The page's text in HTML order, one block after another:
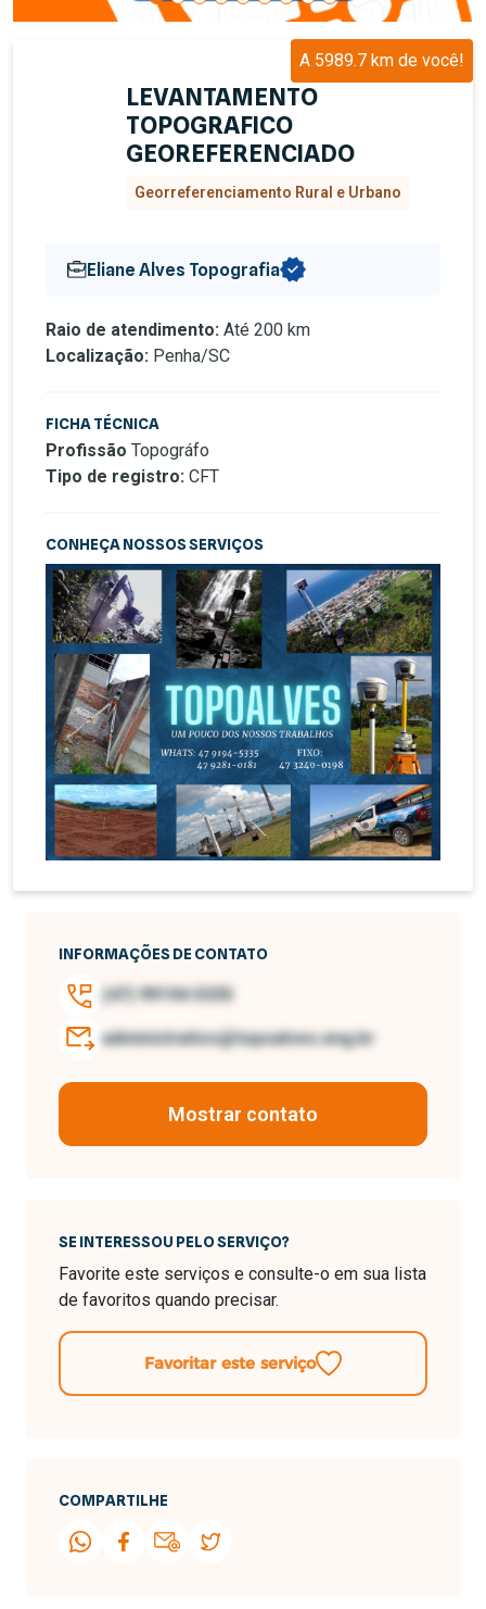
A 5989.7 km de você!
LEVANTAMENTO
TOPOGRAFICO
GEOREFERENCIADO
Georreferenciamento Rural e Urbano
Eliane Alves Topografia
Raio de atendimento: Até 200 km
Localização: Penha/SC
FICHA TÉCNICA
Profissão Topográfo
Tipo de registro: CFT
CONHEÇA NOSSOS SERVIÇOS
INFORMAÇÕES DE CONTATO
(47) 99194-5335
administrativo@topoalves.eng.br
Mostrar contato
SE INTERESSOU PELO SERVIÇO?
Favorite este serviços e consulte-o em sua lista
de favoritos quando precisar.
Favoritar este serviço
COMPARTILHE